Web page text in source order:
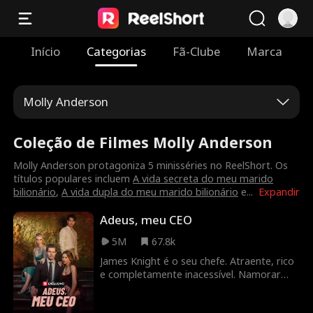
Início Categorias Fã-Clube Marca
Molly Anderson
Coleção de Filmes Molly Anderson
Expandir
Molly Anderson protagoniza 5 minisséries no ReelShort. Os
títulos populares incluemA vida secreta do meu marido
bilionário,A vida dupla do meu marido bilionário e...
Adeus, meu CEO
5M
67.8k
James Knight é o seu chefe. Atraente, rico
e completamente inacessível. Namorar